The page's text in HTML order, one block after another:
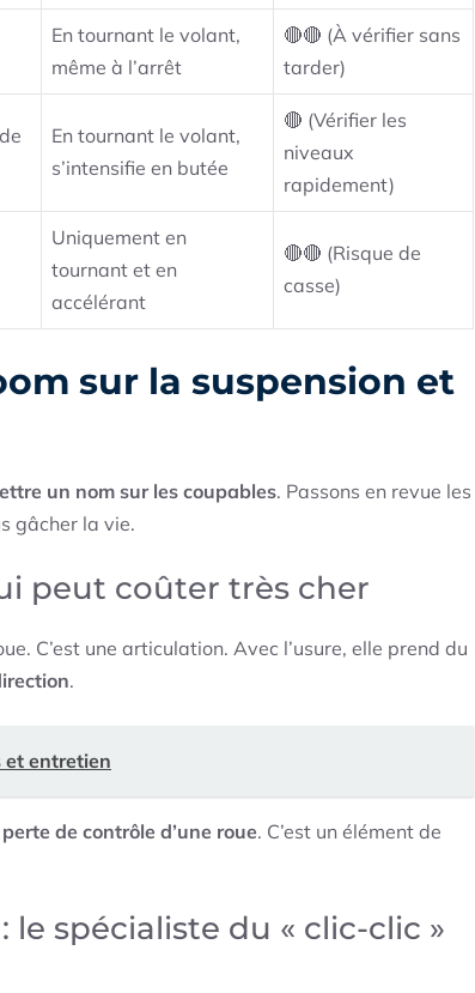
En tournant le volant,
même à l’arrêt
🔴🔴 (À vérifier sans
tarder)
En tournant le volant,
s’intensifie en butée
🔴 (Vérifier les
niveaux
rapidement)
Uniquement en
tournant et en
accélérant
🔴🔴 (Risque de
casse)
sur la suspension et
un nom sur les coupables. Passons en revue les
gâcher la vie.
peut coûter très cher
C’est une articulation. Avec l’usure, elle prend du
.
et entretien
de contrôle d’une roue. C’est un élément de
spécialiste du « clic-clic »